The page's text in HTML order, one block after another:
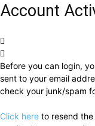
Account
Before you can login,
sent to your email
check your junk/spam
Click here to resend